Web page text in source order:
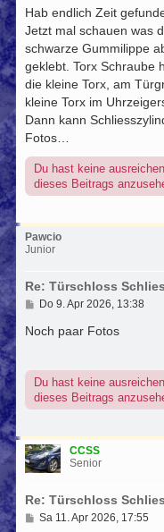
i
r
a
g
Hab endlich Zeit
Jetzt mal schauen was
schwarze Gummilippe
geklebt. Torx Schraube
die kleine Torx, am
kleine Torx im
Dann kann
Fotos…
Du hast keine
dieses Beitrags
Pawcio
Junior
Re: Türschloss
B
i
g
Do 9. Apr 2026, 13:38
Noch paar Fotos
Du hast keine
dieses Beitrags
CCSS
Senior
Re: Türschloss
BSa 11. Apr 2026, 17:55